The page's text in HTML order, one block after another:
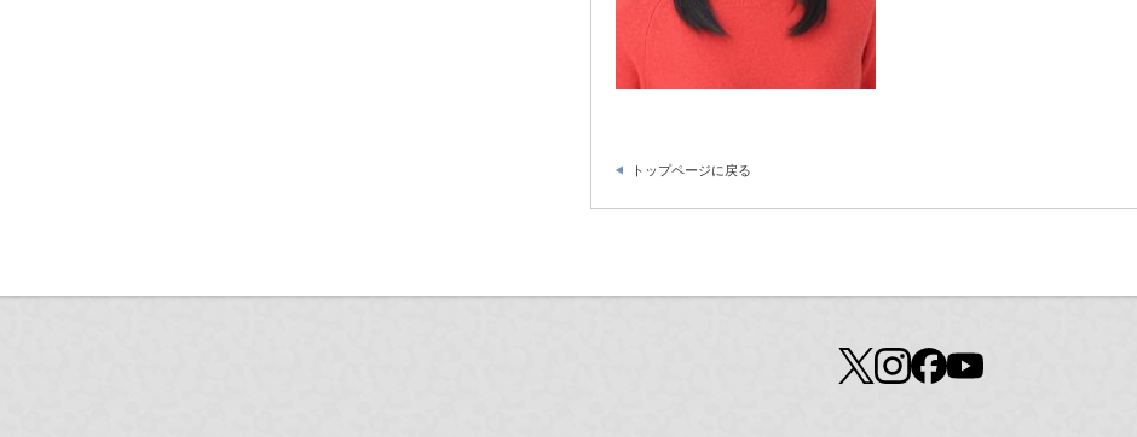
トップページに戻る